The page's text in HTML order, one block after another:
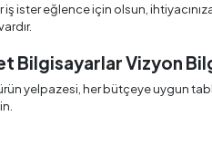
ister eğlence için olsun,
Bilgisayarlar Vizyon
yelpazesi, her bütçeye uygun